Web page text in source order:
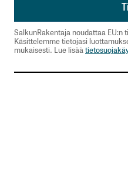
SalkunRakentaja noudattaa EU:n
Käsittelemme tietojasi
mukaisesti. Lue lisää